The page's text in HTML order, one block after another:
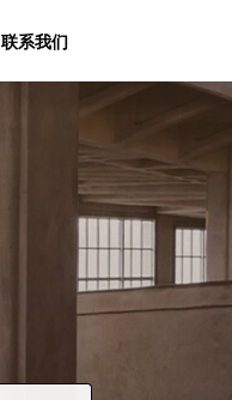
联系我们